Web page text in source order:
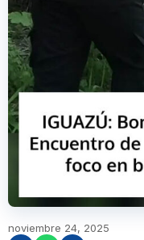
noviembre 24, 2025